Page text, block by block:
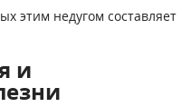
этим недугом составляет
и